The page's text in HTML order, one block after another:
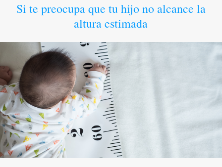
Si te preocupa que tu hijo no alcance la
altura estimada